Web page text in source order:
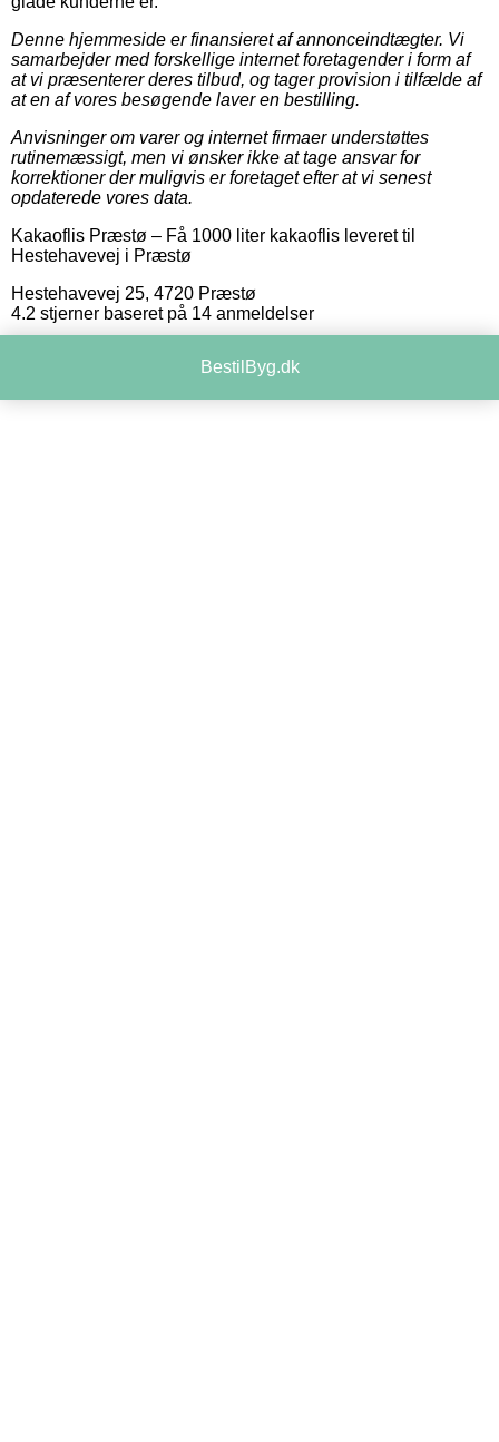
Denne hjemmeside er finansieret af annonceindtægter. Vi
samarbejder med forskellige internet foretagender i form af
at vi præsenterer deres tilbud, og tager provision i tilfælde af
at en af vores besøgende laver en bestilling.
Anvisninger om varer og internet firmaer understøttes
rutinemæssigt, men vi ønsker ikke at tage ansvar for
korrektioner der muligvis er foretaget efter at vi senest
opdaterede vores data.
Kakaoflis Præstø – Få 1000 liter kakaoflis leveret til
Hestehavevej i Præstø
Hestehavevej 25, 4720 Præstø
4.2 stjerner baseret på 14 anmeldelser
BestilByg.dk